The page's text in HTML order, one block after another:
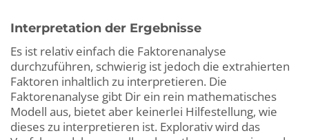
Interpretation der Ergebnisse
Es ist relativ einfach die Faktorenanalyse
durchzuführen, schwierig ist jedoch die extrahierten
Faktoren inhaltlich zu interpretieren. Die
Faktorenanalyse gibt Dir ein rein mathematisches
Modell aus, bietet aber keinerlei Hilfestellung, wie
dieses zu interpretieren ist. Explorativ wird das